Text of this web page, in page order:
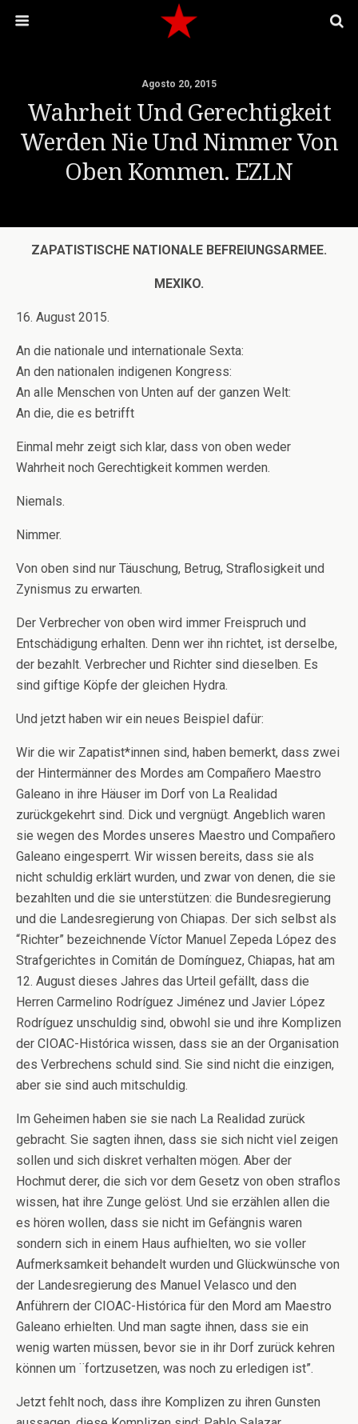
Agosto 20, 2015
Wahrheit Und Gerechtigkeit
Werden Nie Und Nimmer Von
Oben Kommen. EZLN
ZAPATISTISCHE NATIONALE BEFREIUNGSARMEE.
MEXIKO.
16. August 2015.
An die nationale und internationale Sexta:
An den nationalen indigenen Kongress:
An alle Menschen von Unten auf der ganzen Welt:
An die, die es betrifft
Einmal mehr zeigt sich klar, dass von oben weder
Wahrheit noch Gerechtigkeit kommen werden.
Niemals.
Nimmer.
Von oben sind nur Täuschung, Betrug, Straflosigkeit und
Zynismus zu erwarten.
Der Verbrecher von oben wird immer Freispruch und
Entschädigung erhalten. Denn wer ihn richtet, ist derselbe,
der bezahlt. Verbrecher und Richter sind dieselben. Es
sind giftige Köpfe der gleichen Hydra.
Und jetzt haben wir ein neues Beispiel dafür:
Wir die wir Zapatist*innen sind, haben bemerkt, dass zwei
der Hintermänner des Mordes am Compañero Maestro
Galeano in ihre Häuser im Dorf von La Realidad
zurückgekehrt sind. Dick und vergnügt. Angeblich waren
sie wegen des Mordes unseres Maestro und Compañero
Galeano eingesperrt. Wir wissen bereits, dass sie als
nicht schuldig erklärt wurden, und zwar von denen, die sie
bezahlten und die sie unterstützen: die Bundesregierung
und die Landesregierung von Chiapas. Der sich selbst als
“Richter” bezeichnende Víctor Manuel Zepeda López des
Strafgerichtes in Comitán de Domínguez, Chiapas, hat am
12. August dieses Jahres das Urteil gefällt, dass die
Herren Carmelino Rodríguez Jiménez und Javier López
Rodríguez unschuldig sind, obwohl sie und ihre Komplizen
der CIOAC-Histórica wissen, dass sie an der Organisation
des Verbrechens schuld sind. Sie sind nicht die einzigen,
aber sie sind auch mitschuldig.
Im Geheimen haben sie sie nach La Realidad zurück
gebracht. Sie sagten ihnen, dass sie sich nicht viel zeigen
sollen und sich diskret verhalten mögen. Aber der
Hochmut derer, die sich vor dem Gesetz von oben straflos
wissen, hat ihre Zunge gelöst. Und sie erzählen allen die
es hören wollen, dass sie nicht im Gefängnis waren
sondern sich in einem Haus aufhielten, wo sie voller
Aufmerksamkeit behandelt wurden und Glückwünsche von
der Landesregierung des Manuel Velasco und den
Anführern der CIOAC-Histórica für den Mord am Maestro
Galeano erhielten. Und man sagte ihnen, dass sie ein
wenig warten müssen, bevor sie in ihr Dorf zurück kehren
können um ¨fortzusetzen, was noch zu erledigen ist”.
Jetzt fehlt noch, dass ihre Komplizen zu ihren Gunsten